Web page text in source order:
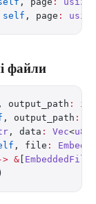
self , page : usize
файли
, output_path :
, output_path :
, data : Vec<u8
, file :
> & EmbeddedFile
)